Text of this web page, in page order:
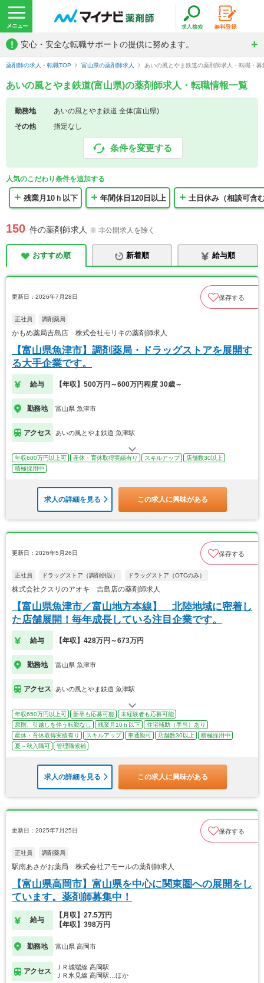
! 安心・安全な転職サポートの提供に努めます。
薬剤師の求人・転職TOP 富山県の薬剤師求人 あいの風とやま鉄道の薬剤師求人・転職・募
あいの風とやま鉄道(富山県)の薬剤師求人・転職情報一覧
勤務地
あいの風とやま鉄道 全体(富山県)
その他
指定なし
条件を変更する
人気のこだわり条件を追加する
残業月10ｈ以下 年間休日120日以上 土日休み（相談可含
150 件の薬剤師求人 ※ 非公開求人を除く
おすすめ順 新着順 給与順
更新日：2026年7月28日 保存する
正社員 調剤薬局
かもめ薬局吉島店 株式会社モリキの薬剤師求人
【富山県魚津市】調剤薬局・ドラッグストアを展開す
る大手企業です。
給与 【年収】500万円～600万円程度 30歳～
勤務地 富山県 魚津市
アクセス あいの風とやま鉄道 魚津駅
年収600万円以上可 産休・育休取得実績有り スキルアップ
店舗数30以上
積極採用中
求人の詳細を見る この求人に興味がある
更新日：2026年5月26日 保存する
正社員 ドラッグストア（調剤併設） ドラッグストア（OTCのみ）
株式会社クスリのアオキ 吉島店の薬剤師求人
【富山県魚津市／富山地方本線】 北陸地域に密着し
た店舗展開！毎年成長している注目企業です。
給与 【年収】428万円～673万円
勤務地 富山県 魚津市
アクセス あいの風とやま鉄道 魚津駅
年収650万円以上可 新卒も応募可能
未経験者も応募可能
原則、引越しを伴う転勤なし
残業月10ｈ以下
住宅補助（手当）あり
産休・育休取得実績有り
スキルアップ 車通勤可 店舗数30以上
積極採用中
夏～秋入職可
管理職候補
求人の詳細を見る この求人に興味がある
更新日：2025年7月25日 保存する
正社員 調剤薬局
駅南あさがお薬局 株式会社アモールの薬剤師求人
【富山県高岡市】富山県を中心に関東圏への展開をし
ています。薬剤師募集中！
給与
【月収】27.5万円
【年収】398万円
勤務地 富山県 高岡市
アクセス
ＪＲ城端線 高岡駅
ＪＲ氷見線 高岡駅…ほか